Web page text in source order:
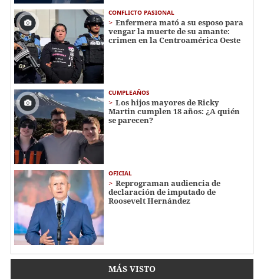
CONFLICTO PASIONAL
Enfermera mató a su esposo para
vengar la muerte de su amante:
crimen en la Centroamérica Oeste
CUMPLEAÑOS
Los hijos mayores de Ricky
Martin cumplen 18 años: ¿A quién
se parecen?
OFICIAL
Reprograman audiencia de
declaración de imputado de
Roosevelt Hernández
MÁS VISTO